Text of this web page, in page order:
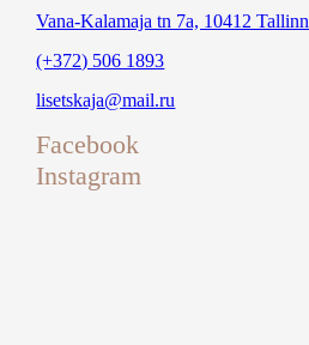
Vana-Kalamaja tn 7a, 10412 Tallinn
(+372) 506 1893
lisetskaja@mail.ru
Facebook
Instagram